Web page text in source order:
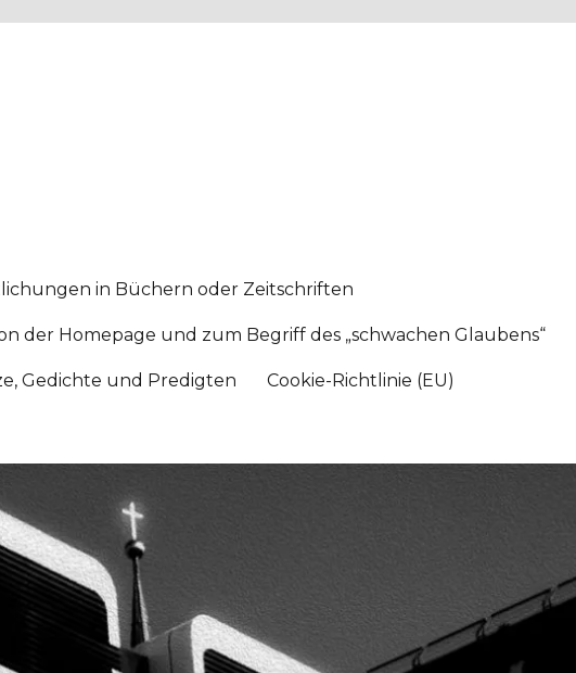
in Büchern oder Zeitschriften
der Homepage und zum Begriff des „schwachen Glaubens“
Gedichte und Predigten Cookie-Richtlinie (EU)